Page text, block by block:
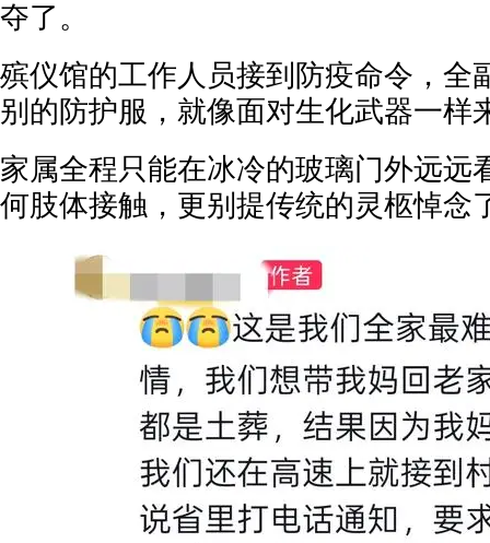
夺了。
殡仪馆的工作人员接到防疫命令，全
别的防护服，就像面对生化武器一样
家属全程只能在冰冷的玻璃门外远远
何肢体接触，更别提传统的灵柩悼念